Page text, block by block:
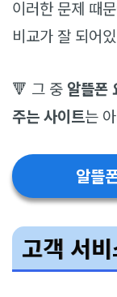
이러한 문제 때
비교가 잘 되어
🔻 그 중 알뜰폰
주는 사이트는
알뜰
고객 서